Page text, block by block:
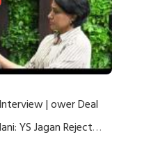
| ower Deal
YS Jagan Rejects